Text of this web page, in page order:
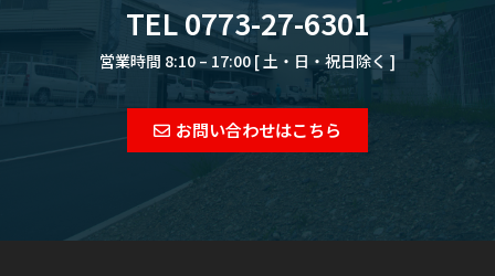
TEL 0773-27-6301
営業時間 8:10 – 17:00 [ 土・日・祝日除く ]
お問い合わせはこちら